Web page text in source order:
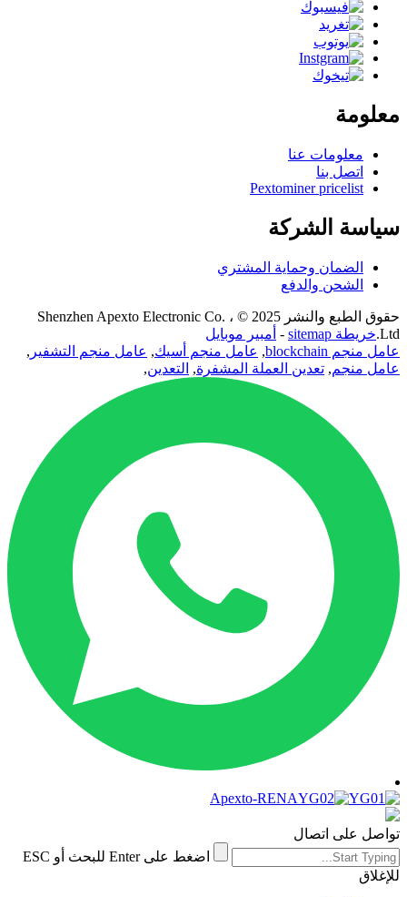
معلومة
معلومات عنا
اتصل بنا
Pextominer pricelist
سياسة الشركة
الضمان وحماية المشتري
الشحن والدفع
حقوق الطبع والنشر 2025 © Shenzhen Apexto Electronic Co. ،
Ltd. خريطة sitemap - أمبير موبايل
عامل منجم blockchain
, عامل منجم أسيك, عامل منجم التشفير ,
عامل منجم, تعدين العملة المشفرة, التعدين,
Apexto-RENA
تواصل على اتصال
اضغط على Enter للبحث أو ESC
للإغلاق